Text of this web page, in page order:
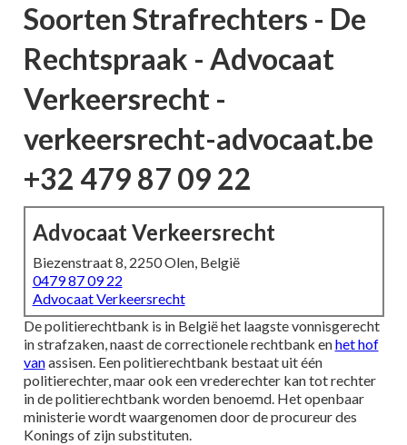
Soorten Strafrechters - De
Rechtspraak - Advocaat
Verkeersrecht -
verkeersrecht-advocaat.be
+32 479 87 09 22
Advocaat Verkeersrecht
Biezenstraat 8, 2250 Olen, België
0479 87 09 22
Advocaat Verkeersrecht
De politierechtbank is in België het laagste vonnisgerecht
in strafzaken, naast de correctionele rechtbank enhet hof
vanassisen. Een politierechtbank bestaat uit één
politierechter, maar ook een vrederechter kan tot rechter
in de politierechtbank worden benoemd. Het openbaar
ministerie wordt waargenomen door de procureur des
Konings of zijn substituten.